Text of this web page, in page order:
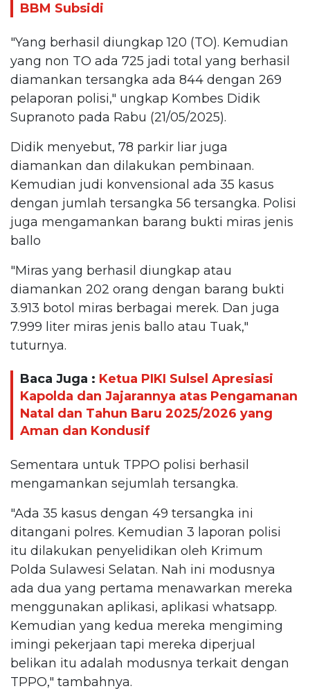
BBM Subsidi
"Yang berhasil diungkap 120 (TO). Kemudian
yang non TO ada 725 jadi total yang berhasil
diamankan tersangka ada 844 dengan 269
pelaporan polisi," ungkap Kombes Didik
Supranoto pada Rabu (21/05/2025).
Didik menyebut, 78 parkir liar juga
diamankan dan dilakukan pembinaan.
Kemudian judi konvensional ada 35 kasus
dengan jumlah tersangka 56 tersangka. Polisi
juga mengamankan barang bukti miras jenis
ballo
"Miras yang berhasil diungkap atau
diamankan 202 orang dengan barang bukti
3.913 botol miras berbagai merek. Dan juga
7.999 liter miras jenis ballo atau Tuak,"
tuturnya.
Baca Juga : Ketua PIKI Sulsel Apresiasi
Kapolda dan Jajarannya atas Pengamanan
Natal dan Tahun Baru 2025/2026 yang
Aman dan Kondusif
Sementara untuk TPPO polisi berhasil
mengamankan sejumlah tersangka.
"Ada 35 kasus dengan 49 tersangka ini
ditangani polres. Kemudian 3 laporan polisi
itu dilakukan penyelidikan oleh Krimum
Polda Sulawesi Selatan. Nah ini modusnya
ada dua yang pertama menawarkan mereka
menggunakan aplikasi, aplikasi whatsapp.
Kemudian yang kedua mereka mengiming
imingi pekerjaan tapi mereka diperjual
belikan itu adalah modusnya terkait dengan
TPPO," tambahnya.